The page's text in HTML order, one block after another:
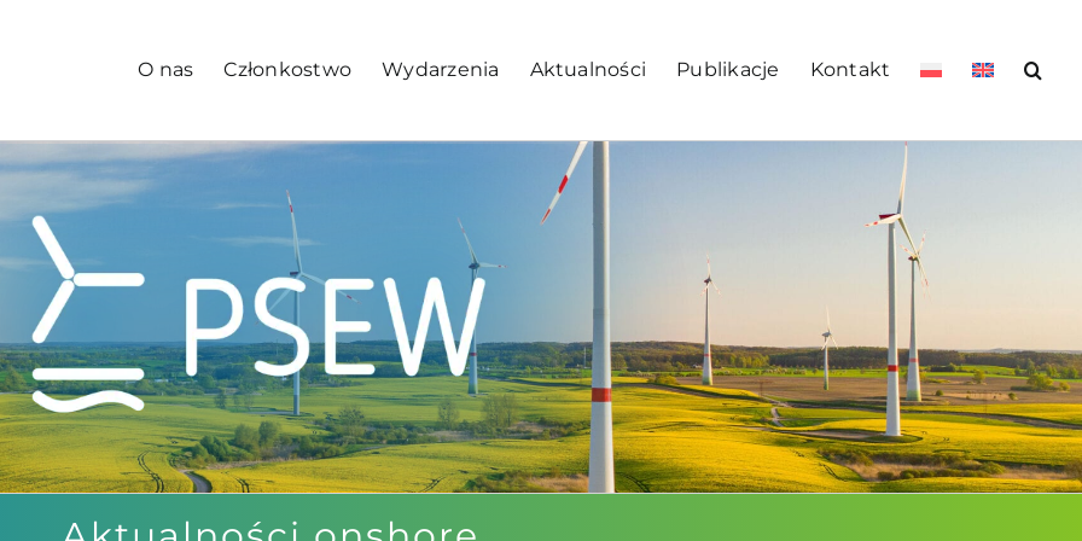
O nas Członkostwo Wydarzenia Aktualności Publikacje Kontakt